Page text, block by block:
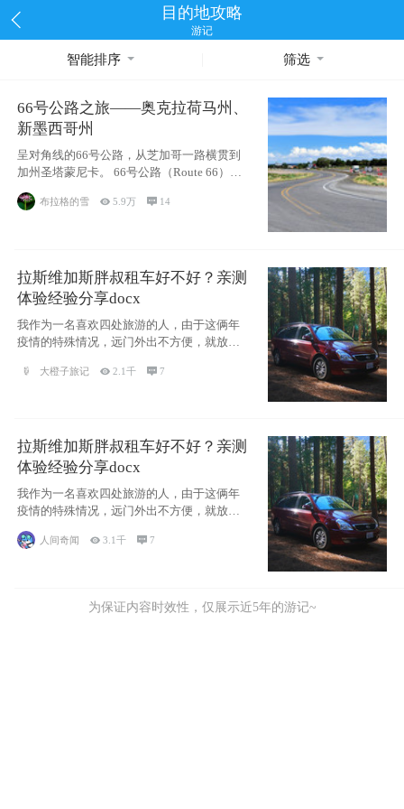
目的地攻略
游记
智能排序 筛选
66号公路之旅——奥克拉荷马州、
新墨西哥州
呈对角线的66号公路，从芝加哥一路横贯到
加州圣塔蒙尼卡。 66号公路（Route 66），
被美国人
布拉格的雪  5.9万  14
拉斯维加斯胖叔租车好不好？亲测
体验经验分享docx
我作为一名喜欢四处旅游的人，由于这俩年
疫情的特殊情况，远门外出不方便，就放弃
大橙子旅记 2.1千 7
拉斯维加斯胖叔租车好不好？亲测
体验经验分享docx
我作为一名喜欢四处旅游的人，由于这俩年
疫情的特殊情况，远门外出不方便，就放弃
了去美国
人间奇闻 3.1千 7
为保证内容时效性，仅展示近5年的游记~